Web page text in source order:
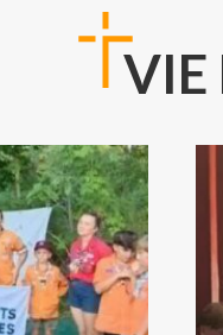
VIE